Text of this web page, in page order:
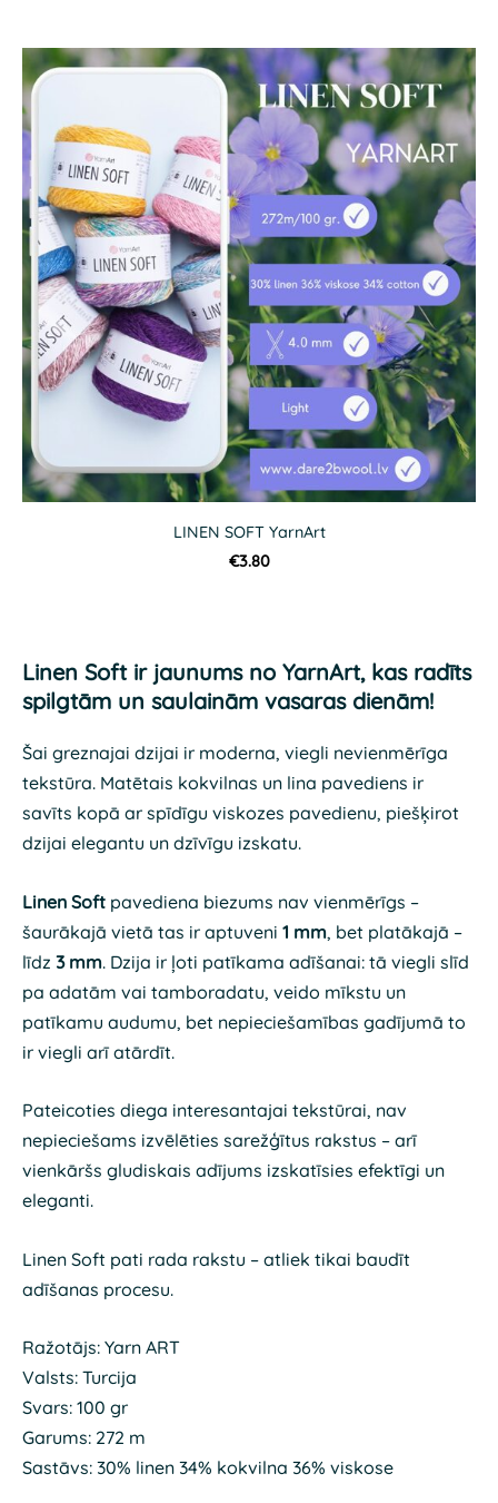
LINEN SOFT YarnArt
€3.80
Linen Softir jaunums no YarnArt, kas radīts
spilgtām un saulainām vasaras dienām!
Šai greznajai dzijai ir moderna, viegli nevienmērīga
tekstūra. Matētais kokvilnas un lina pavediens ir
savīts kopā ar spīdīgu viskozes pavedienu, piešķirot
dzijai elegantu un dzīvīgu izskatu.
Linen Soft pavediena biezums nav vienmērīgs –
šaurākajā vietā tas ir aptuveni 1 mm, bet platākajā –
līdz 3 mm. Dzija ir ļoti patīkama adīšanai: tā viegli slīd
pa adatām vai tamboradatu, veido mīkstu un
patīkamu audumu, bet nepieciešamības gadījumā to
ir viegli arī atārdīt.
Pateicoties diega interesantajai tekstūrai, nav
nepieciešams izvēlēties sarežģītus rakstus – arī
vienkāršs gludiskais adījums izskatīsies efektīgi un
eleganti.
Linen Soft pati rada rakstu – atliek tikai baudīt
adīšanas procesu.
Ražotājs: Yarn ART
Valsts: Turcija
Svars: 100 gr
Garums: 272 m
Sastāvs: 30% linen 34% kokvilna 36% viskose